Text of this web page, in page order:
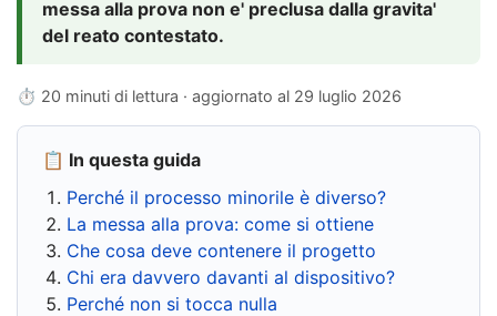
messa alla prova non e' preclusa dalla gravita'
del reato contestato.
⏱ 20 minuti di lettura · aggiornato al 29 luglio 2026
📋 In questa guida
Perché il processo minorile è diverso?
La messa alla prova: come si ottiene
Che cosa deve contenere il progetto
Chi era davvero davanti al dispositivo?
Perché non si tocca nulla